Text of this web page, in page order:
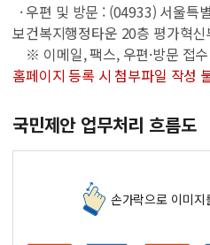
· 우편 및 방문 : (04933) 서울특
보건복지행정타운 20층 평가혁신
※ 이메일, 팩스, 우편·방문 접
홈페이지 등록 시 첨부파일 작성
국민제안 업무처리 흐름도
손가락으로 이미